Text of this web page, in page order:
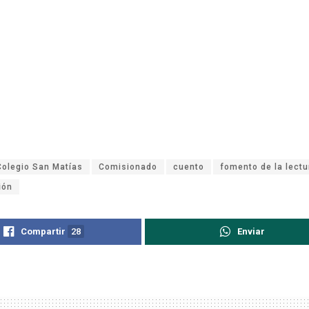
San Matías Comisionado cuento fomento de la
Compartir 28 Enviar